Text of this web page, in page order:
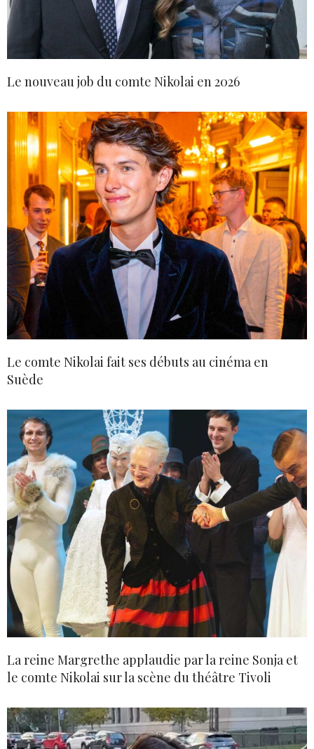
Le nouveau job du comte Nikolai en 2026
Le comte Nikolai fait ses débuts au cinéma en
Suède
La reine Margrethe applaudie par la reine Sonja et
le comte Nikolai sur la scène du théâtre Tivoli